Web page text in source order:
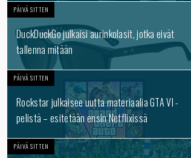
PÄIVÄ SITTEN
DuckDuckGo julkaisi aurinkolasit, jotka eivät
tallenna mitään
PÄIVÄ SITTEN
Rockstar julkaisee uutta materiaalia GTA VI -
pelistä – esitetään ensin Netflixissä
PÄIVÄ SITTEN